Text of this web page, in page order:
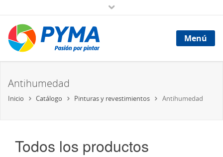
Menú
Antihumedad
Inicio Catálogo Pinturas y revestimientos Antihumedad
Todos los productos